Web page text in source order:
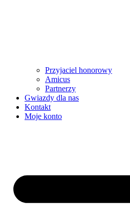
Przyjaciel honorowy
Amicus
Partnerzy
Gwiazdy dla nas
Kontakt
Moje konto